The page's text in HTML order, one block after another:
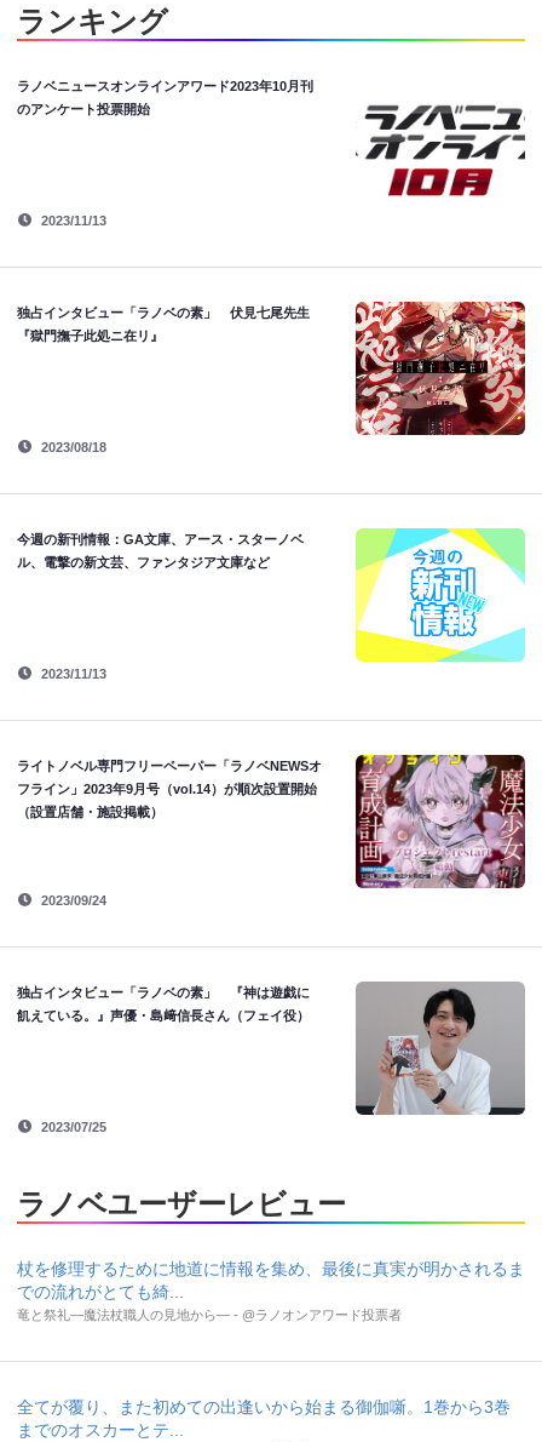
ランキング
ラノベニュースオンラインアワード2023年10月刊
のアンケート投票開始
2023/11/13
独占インタビュー「ラノベの素」 伏見七尾先生
『獄門撫子此処ニ在リ』
2023/08/18
今週の新刊情報：GA文庫、アース・スターノベ
ル、電撃の新文芸、ファンタジア文庫など
2023/11/13
ライトノベル専門フリーペーパー「ラノベNEWSオ
フライン」2023年9月号（vol.14）が順次設置開始
（設置店舗・施設掲載）
2023/09/24
独占インタビュー「ラノベの素」 『神は遊戯に
飢えている。』声優・島﨑信長さん（フェイ役）
2023/07/25
ラノベユーザーレビュー
杖を修理するために地道に情報を集め、最後に真実が明かされるま
での流れがとても綺...
竜と祭礼―魔法杖職人の見地から― - @ラノオンアワード投票者
全てが覆り、また初めての出逢いから始まる御伽噺。1巻から3巻
までのオスカーとテ...